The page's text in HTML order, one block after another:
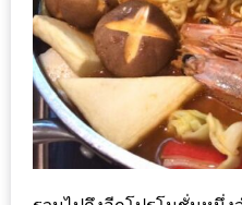
TOP
10
รีวิว
อาหาร
ที่
เข้า